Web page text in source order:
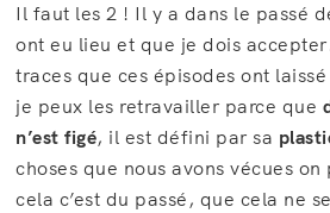
Il faut les 2 ! Il y a dans le passé
ont eu lieu et que je dois
traces que ces épisodes ont
je peux les retravailler parce que
n’est figé, il est défini par sa
choses que nous avons vécues
cela c’est du passé, que cela ne